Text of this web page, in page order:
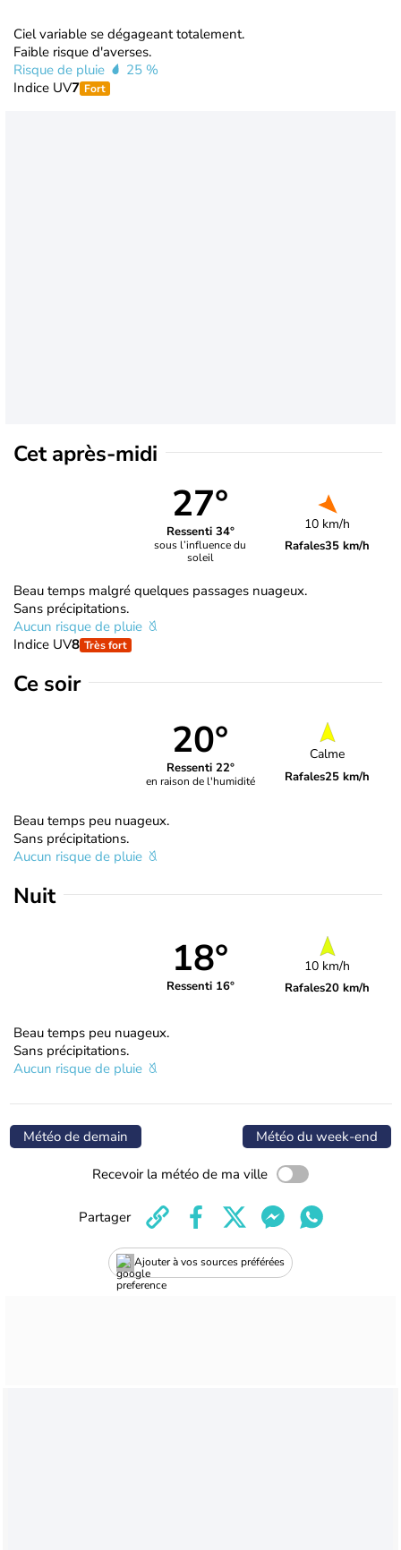
Ciel variable se dégageant totalement.
Faible risque d'averses.
Risque de pluie
25 %
Indice UV7 Fort
Cet après-midi
27°
Ressenti 34°
sous l’influence du
soleil
10 km/h
Rafales35 km/h
Beau temps malgré quelques passages nuageux.
Sans précipitations.
Aucun risque de pluie
Indice UV8 Très fort
Ce soir
20°
Ressenti 22°
en raison de l'humidité
Calme
Rafales25 km/h
Beau temps peu nuageux.
Sans précipitations.
Aucun risque de pluie
Nuit
18°
Ressenti 16°
10 km/h
Rafales20 km/h
Beau temps peu nuageux.
Sans précipitations.
Aucun risque de pluie
Météo de demain Météo du week-end
Recevoir la météo de ma ville
Ajouter à vos sources préférées
Partager